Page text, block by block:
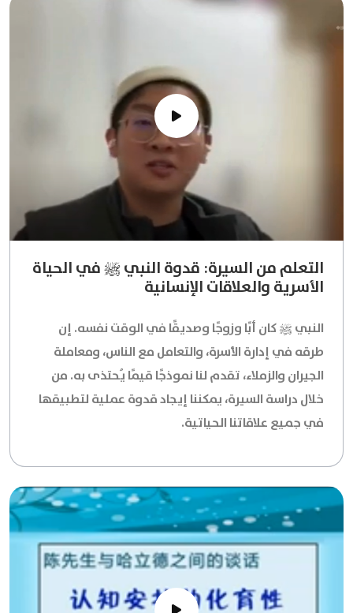
التعلم من السيرة: قدوة النبي ﷺ في الحياة
الأسرية والعلاقات الإنسانية
النبي ﷺ كان أبًا وزوجًا وصديقًا في الوقت نفسه. إن
طرقه في إدارة الأسرة، والتعامل مع الناس، ومعاملة
الجيران والزملاء، تقدم لنا نموذجًا قيمًا يُحتذى به. من
خلال دراسة السيرة، يمكننا إيجاد قدوة عملية لتطبيقها
في جميع علاقاتنا الحياتية.